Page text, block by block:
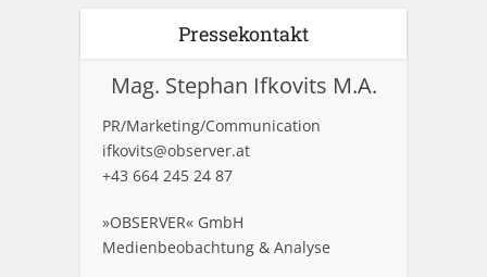
Pressekontakt
Mag. Stephan Ifkovits M.A.
PR/Marketing/Communication
ifkovits@observer.at
+43 664 245 24 87
»OBSERVER« GmbH
Medienbeobachtung & Analyse